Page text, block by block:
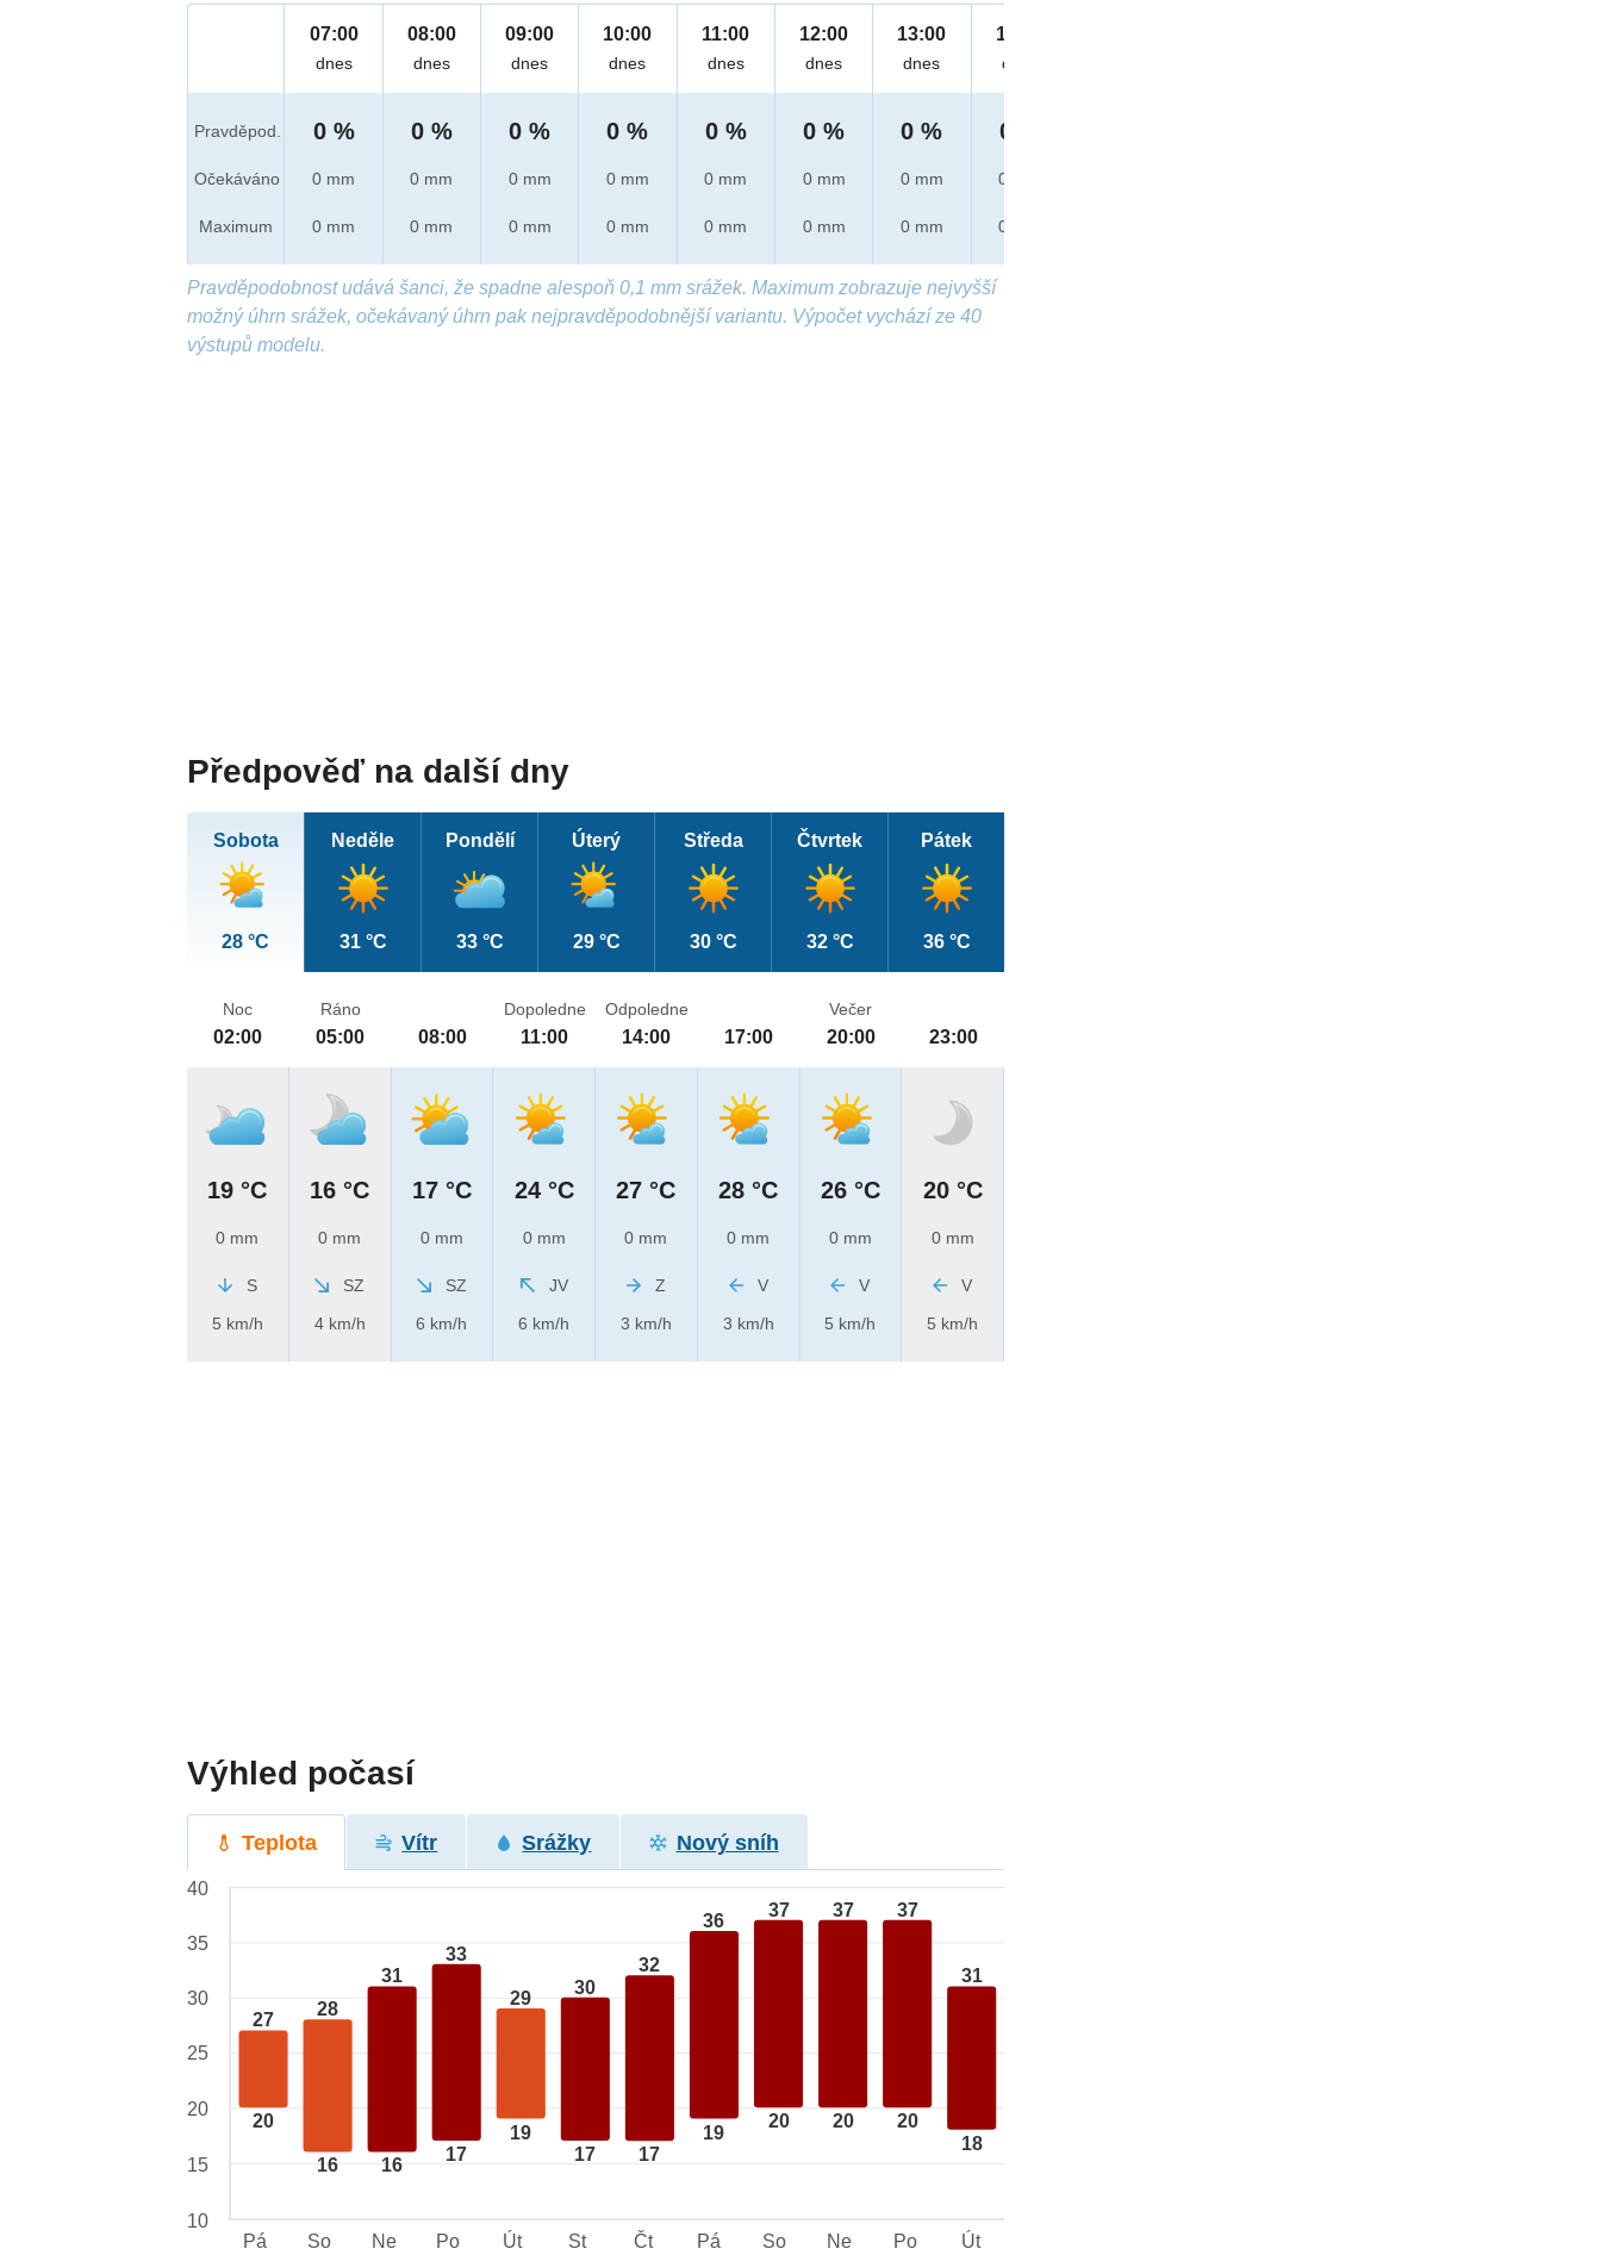
Pravděpod.
Očekáváno
Maximum
07:00
dnes
0 %
0 mm
0 mm
08:00
dnes
0 %
0 mm
0 mm
09:00
dnes
0 %
0 mm
0 mm
10:00
dnes
0 %
0 mm
0 mm
11:00
dnes
0 %
0 mm
0 mm
12:00
dnes
0 %
0 mm
0 mm
13:00
dnes
0 %
0 mm
0 mm
14:00
dnes
0 %
0 mm
0 mm
Pravděpodobnost udává šanci, že spadne alespoň 0,1 mm srážek. Maximum zobrazuje nejvyšší
možný úhrn srážek, očekávaný úhrn pak nejpravděpodobnější variantu. Výpočet vychází ze 40
výstupů modelu.
Předpověď na další dny
Sobota
28 °C
Neděle
31 °C
Pondělí
33 °C
Úterý
29 °C
Středa
30 °C
Čtvrtek
32 °C
Pátek
36 °C
Noc
02:00
19 °C
0 mm
S
5 km/h
Ráno
05:00
16 °C
0 mm
SZ
4 km/h
08:00
17 °C
0 mm
SZ
6 km/h
Dopoledne
11:00
24 °C
0 mm
JV
6 km/h
Odpoledne
14:00
27 °C
0 mm
Z
3 km/h
17:00
28 °C
0 mm
V
3 km/h
Večer
20:00
26 °C
0 mm
V
5 km/h
23:00
20 °C
0 mm
V
5 km/h
Výhled počasí
Teplota Vítr Srážky Nový sníh
27
20
28
16
31
16
33
17
29
19
30
17
32
17
36
19
37
20
37
20
37
20
31
18
40
35
30
25
20
15
10
Pá
So Ne Po Út St Čt Pá So Ne Po Út